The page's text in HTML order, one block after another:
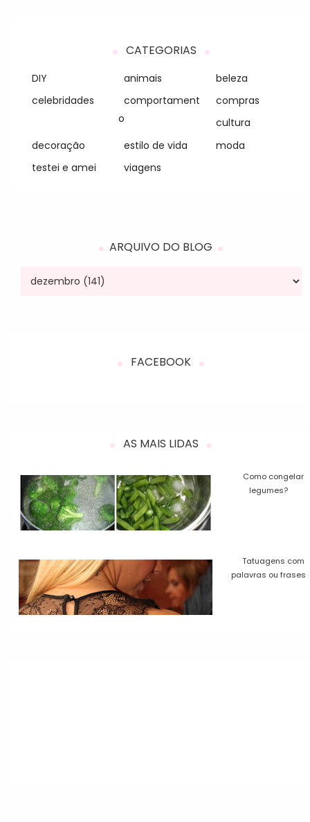
CATEGORIAS
DIY animais
beleza
celebridades
comportament
o
compras
cultura
decoração
estilo de vida
moda
testei e amei
viagens
ARQUIVO DO BLOG
FACEBOOK
AS MAIS LIDAS
Como congelar
legumes?
Tatuagens com
palavras ou frases